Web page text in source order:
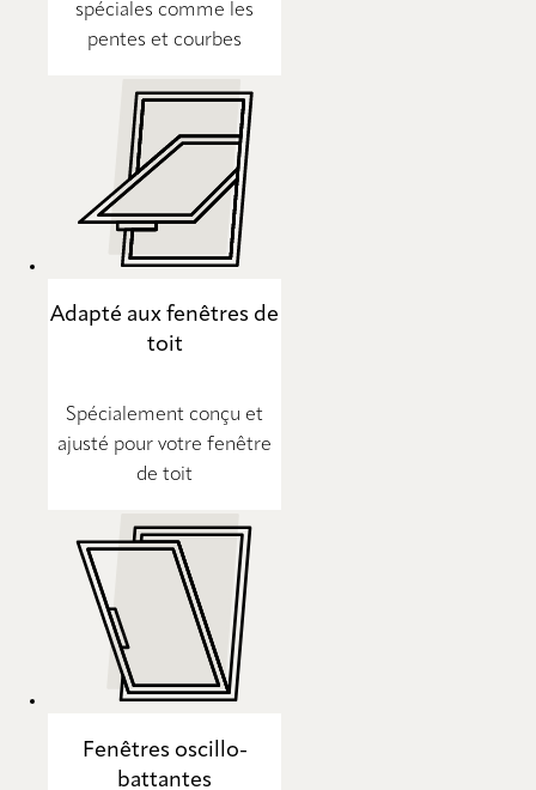
spéciales comme les
pentes et courbes
Adapté aux fenêtres de
toit
Spécialement conçu et
ajusté pour votre fenêtre
de toit
Fenêtres oscillo-
battantes